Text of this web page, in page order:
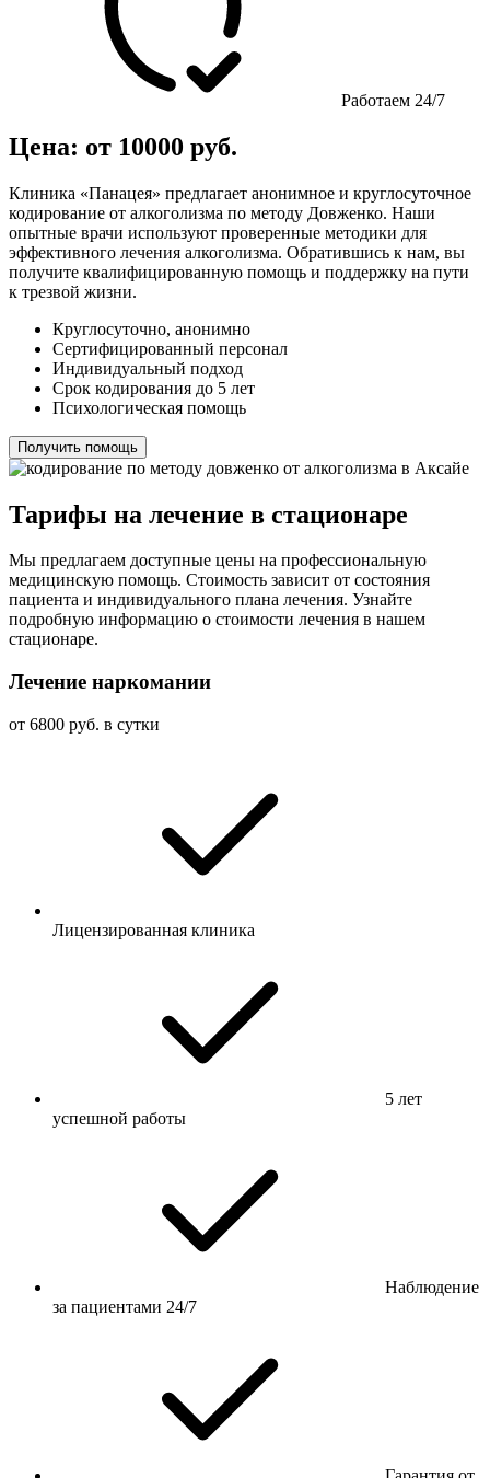
Работаем 24/7
Цена: от 10000 руб.
Клиника «Панацея» предлагает анонимное и круглосуточное
кодирование от алкоголизма по методу Довженко. Наши
опытные врачи используют проверенные методики для
эффективного лечения алкоголизма. Обратившись к нам, вы
получите квалифицированную помощь и поддержку на пути
к трезвой жизни.
Круглосуточно, анонимно
Сертифицированный персонал
Индивидуальный подход
Срок кодирования до 5 лет
Психологическая помощь
Получить помощь
Тарифы на лечение в стационаре
Мы предлагаем доступные цены на профессиональную
медицинскую помощь. Стоимость зависит от состояния
пациента и индивидуального плана лечения. Узнайте
подробную информацию о стоимости лечения в нашем
стационаре.
Лечение наркомании
от 6800 руб. в сутки
Лицензированная клиника
5 лет
успешной работы
Наблюдение
за пациентами 24/7